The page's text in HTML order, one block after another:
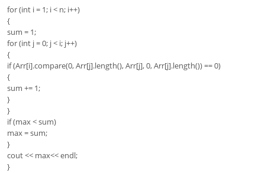
for (int i = 1; i < n; i++)
{
sum = 1;
for (int j = 0; j < i; j++)
{
if (Arr[i].compare(0, Arr[j].length(), Arr[j], 0, Arr[j].length()) == 0)
{
sum += 1;
}
}
if (max < sum)
max = sum;
}
cout << max<< endl;
}